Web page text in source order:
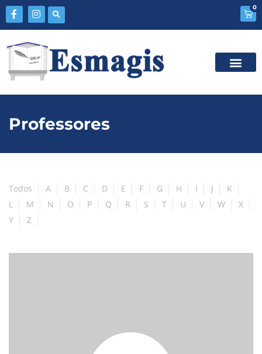
0
Professores
Todos A B C D E F G H I J
K
L
M N O P Q R S T U V W
X
Y
Z